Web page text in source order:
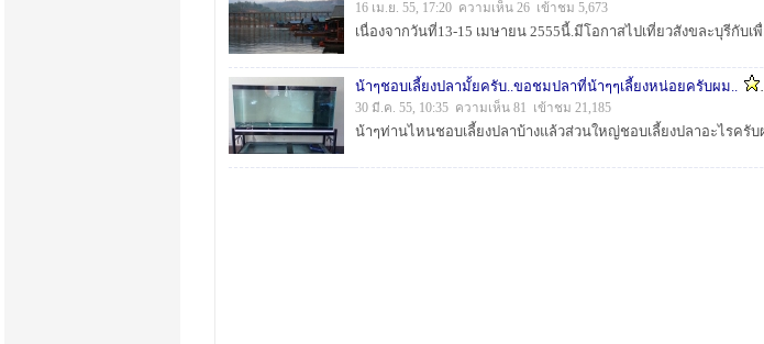
16 เม.ย. 55, 17:20 ความเห็น 26 เข้าชม 5,673
น้าๆชอบเลี้ยงปลามั้ยครับ..ขอชมปลาที่น้าๆๆเลี้ยงหน่อยครับผม..
30 มี.ค. 55, 10:35 ความเห็น 81 เข้าชม 21,185